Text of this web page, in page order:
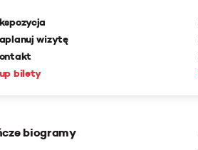
wizytę
bilety
biogramy